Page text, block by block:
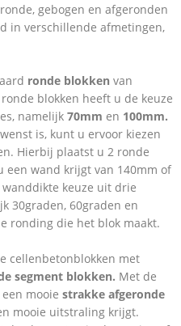
gebogen en afgeronden
in verschillende afmetingen,
ronde blokken van
blokken heeft u de keuze
namelijk 70mm en 100mm.
is, kunt u ervoor kiezen
Hierbij plaatst u 2 ronde
een wand krijgt van 140mm of
keuze uit drie
30graden, 60graden en
ronding die het blok maakt.
cellenbetonblokken met
segment blokken. Met de
mooie strakke afgeronde
mooie uitstraling krijgt.